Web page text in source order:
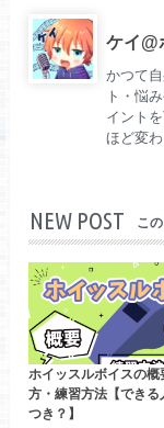
ケイ@
かつて
ト・悩
イント
ほど変
NEW POST こ
ホイッスルボイスの概
方・練習方法【できる
つき？】